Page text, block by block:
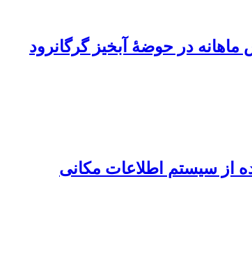
از سیستم اطلاعات مکانی